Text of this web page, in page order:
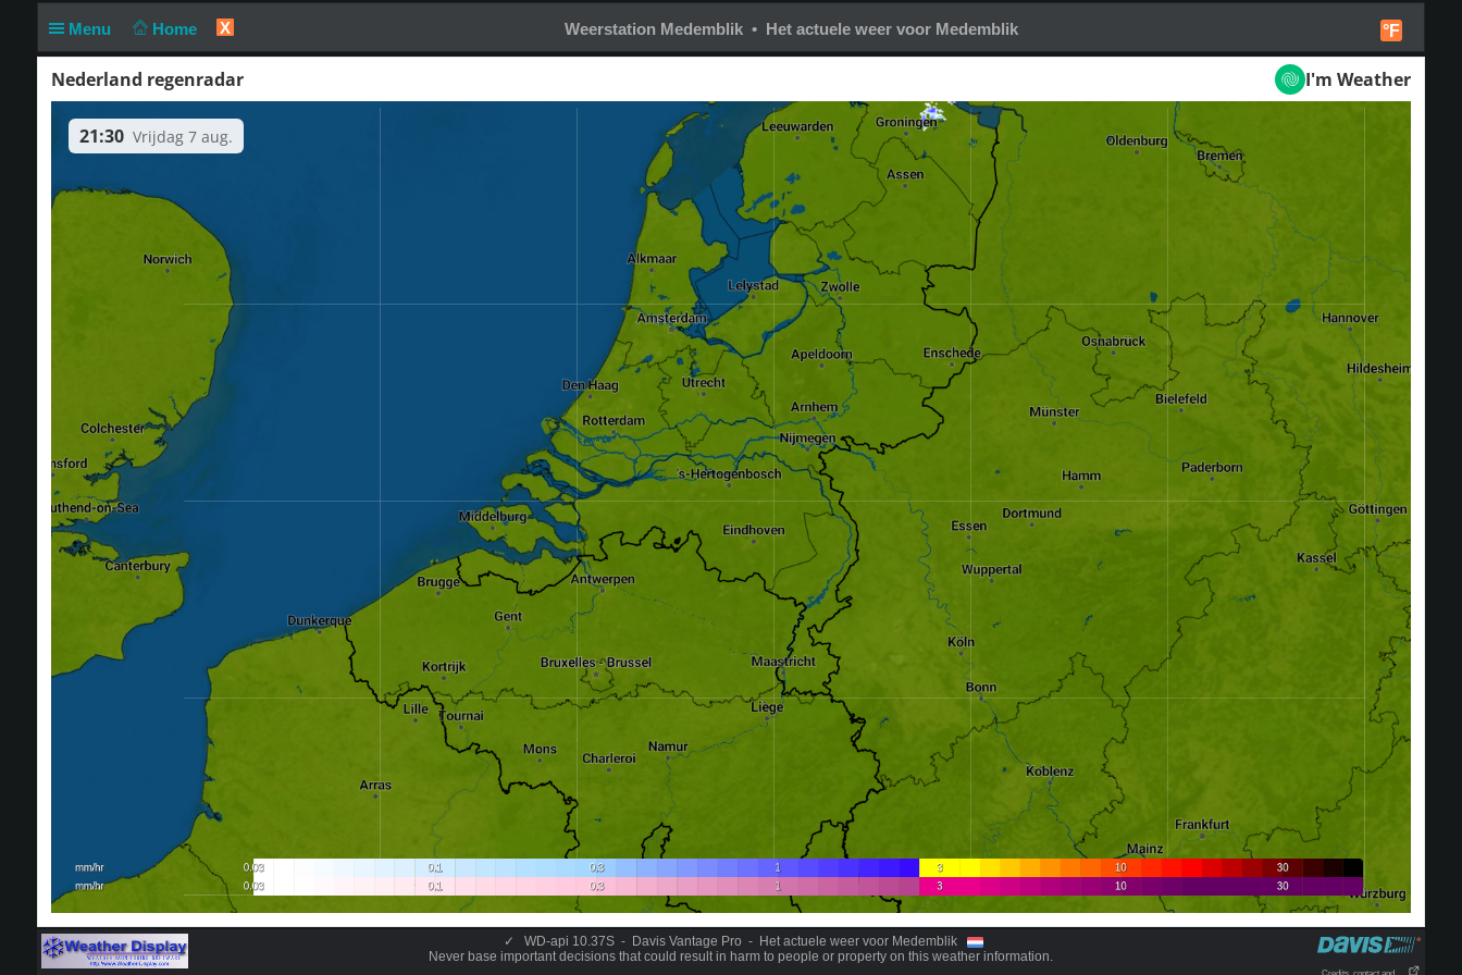
Menu Home X °F
Weerstation Medemblik • Het actuele weer voor Medemblik
✓
WD-api 10.37S - Davis Vantage Pro - Het actuele weer voor Medemblik
Never base important decisions that could result in harm to people or property on this weather information.